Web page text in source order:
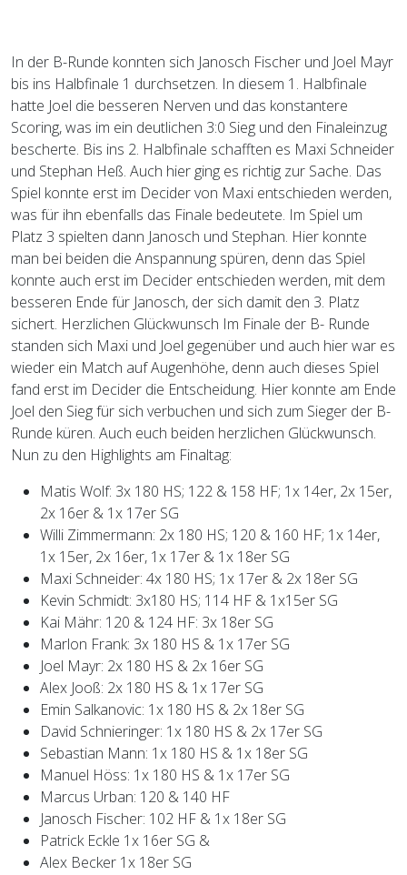
In der B-Runde konnten sich Janosch Fischer und Joel Mayr
bis ins Halbfinale 1 durchsetzen. In diesem 1. Halbfinale
hatte Joel die besseren Nerven und das konstantere
Scoring, was im ein deutlichen 3:0 Sieg und den Finaleinzug
bescherte. Bis ins 2. Halbfinale schafften es Maxi Schneider
und Stephan Heß. Auch hier ging es richtig zur Sache. Das
Spiel konnte erst im Decider von Maxi entschieden werden,
was für ihn ebenfalls das Finale bedeutete. Im Spiel um
Platz 3 spielten dann Janosch und Stephan. Hier konnte
man bei beiden die Anspannung spüren, denn das Spiel
konnte auch erst im Decider entschieden werden, mit dem
besseren Ende für Janosch, der sich damit den 3. Platz
sichert. Herzlichen Glückwunsch Im Finale der B- Runde
standen sich Maxi und Joel gegenüber und auch hier war es
wieder ein Match auf Augenhöhe, denn auch dieses Spiel
fand erst im Decider die Entscheidung. Hier konnte am Ende
Joel den Sieg für sich verbuchen und sich zum Sieger der B-
Runde küren. Auch euch beiden herzlichen Glückwunsch.
Nun zu den Highlights am Finaltag:
Matis Wolf: 3x 180 HS; 122 & 158 HF; 1x 14er, 2x 15er,
2x 16er & 1x 17er SG
Willi Zimmermann: 2x 180 HS; 120 & 160 HF; 1x 14er,
1x 15er, 2x 16er, 1x 17er & 1x 18er SG
Maxi Schneider: 4x 180 HS; 1x 17er & 2x 18er SG
Kevin Schmidt: 3x180 HS; 114 HF & 1x15er SG
Kai Mähr: 120 & 124 HF: 3x 18er SG
Marlon Frank: 3x 180 HS & 1x 17er SG
Joel Mayr: 2x 180 HS & 2x 16er SG
Alex Jooß: 2x 180 HS & 1x 17er SG
Emin Salkanovic: 1x 180 HS & 2x 18er SG
David Schnieringer: 1x 180 HS & 2x 17er SG
Sebastian Mann: 1x 180 HS & 1x 18er SG
Manuel Höss: 1x 180 HS & 1x 17er SG
Marcus Urban: 120 & 140 HF
Janosch Fischer: 102 HF & 1x 18er SG
Patrick Eckle 1x 16er SG &
Alex Becker 1x 18er SG